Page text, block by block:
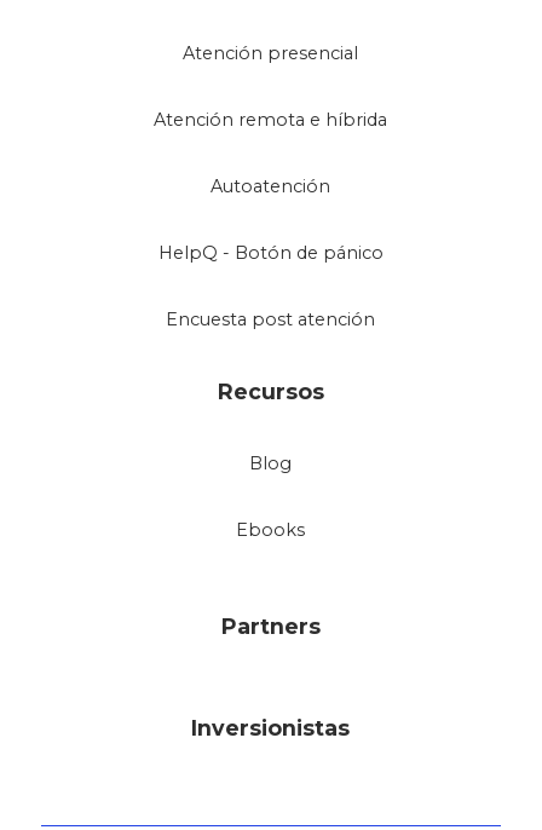
Atención presencial
Atención remota e híbrida
Autoatención
HelpQ - Botón de pánico
Encuesta post atención
Recursos
Blog
Ebooks
Partners
Inversionistas